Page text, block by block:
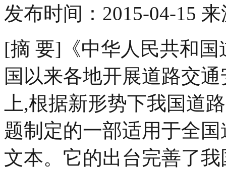
发布时间： 2015-04-15 来
[摘 要]《中华人民共和
国以来各地开展道路交
上,根据新形势下我国道
题制定的一部适用于全
文本。它的出台完善了